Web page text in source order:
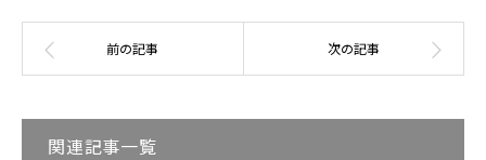
関連記事一覧